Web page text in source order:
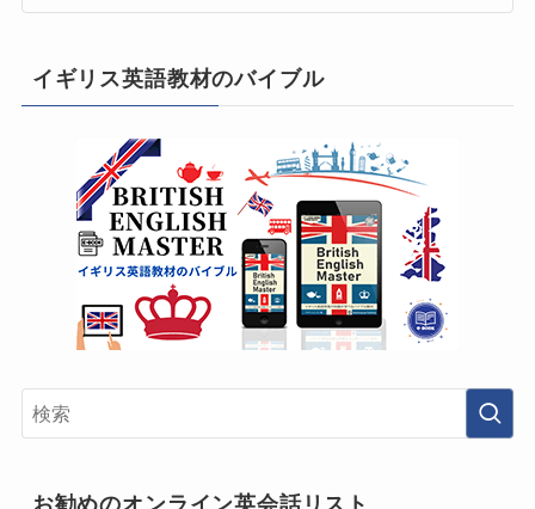
イギリス英語教材のバイブル